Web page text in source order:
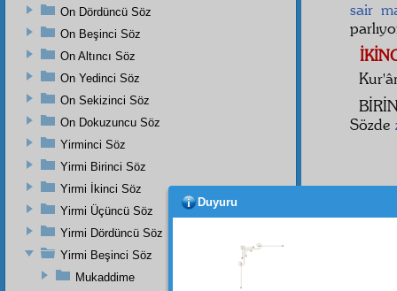
sair
Sözde
On Dördüncü Söz
On Beşinci Söz
On Altıncı Söz
On Yedinci Söz
On Sekizinci Söz
On Dokuzuncu Söz
Yirminci Söz
Yirmi Birinci Söz
Yirmi İkinci Söz
Yirmi Üçüncü Söz
Yirmi Dördüncü Söz
Yirmi Beşinci Söz
Mukaddime
Duyuru